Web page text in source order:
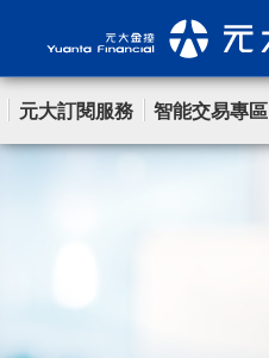
元大訂閱服務 智能交易專區